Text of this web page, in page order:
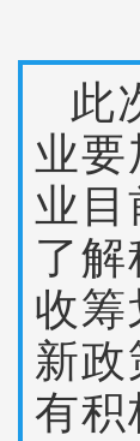
此
业
业
了
收
新
有积